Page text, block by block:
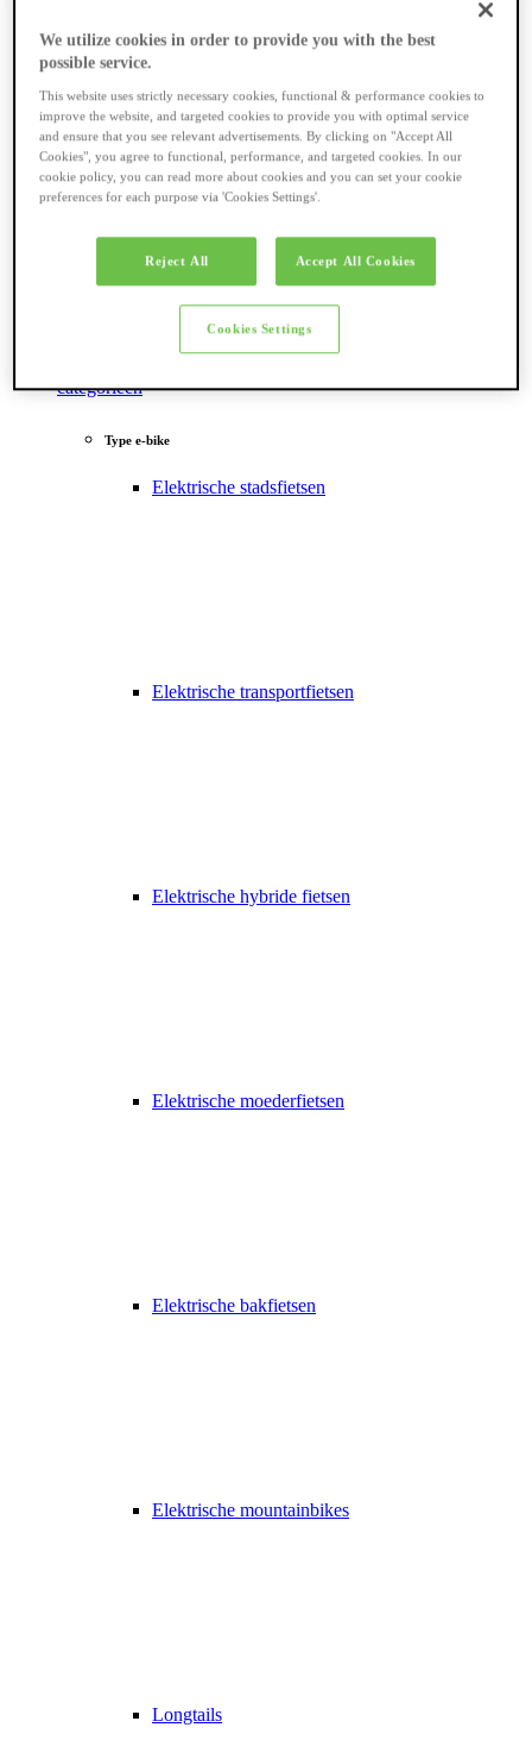
categorieën
Type e-bike
Elektrische stadsfietsen
Elektrische transportfietsen
Elektrische hybride fietsen
Elektrische moederfietsen
Elektrische bakfietsen
Elektrische mountainbikes
Longtails
We utilize cookies in order to provide you with the best
possible service.
This website uses strictly necessary cookies, functional & performance cookies to
improve the website, and targeted cookies to provide you with optimal service
and ensure that you see relevant advertisements. By clicking on "Accept All
Cookies", you agree to functional, performance, and targeted cookies. In our
cookie policy, you can read more about cookies and you can set your cookie
preferences for each purpose via 'Cookies Settings'.
Reject All Accept All Cookies
Cookies Settings